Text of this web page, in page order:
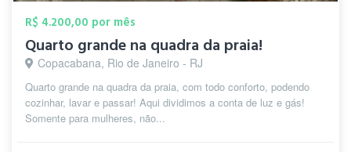
R$ 4.200,00 por mês
Quarto grande na quadra da praia!
Copacabana, Rio de Janeiro - RJ
Quarto grande na quadra da praia, com todo conforto, podendo
cozinhar, lavar e passar! Aqui dividimos a conta de luz e gás!
Somente para mulheres, não...